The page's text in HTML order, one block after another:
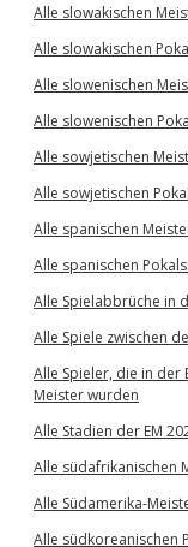
Alle slowakischen
Alle slowakischen
Alle slowenischen
Alle slowenischen
Alle sowjetischen
Alle sowjetischen
Alle spanischen
Alle spanischen
Alle Spielabbrüche in
Alle Spiele zwischen
Alle Spieler, die in der
Meister wurden
Alle Stadien der EM
Alle südafrikanischen
Alle Südamerika-
Alle südkoreanischen